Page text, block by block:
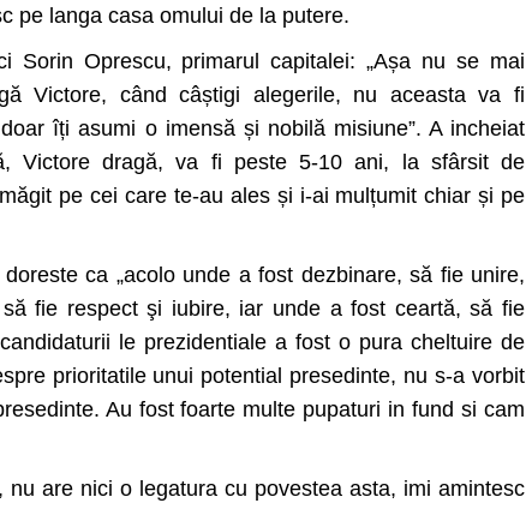
pe langa casa omului de la putere.
Sorin Oprescu, primarul capitalei:„Așa nu se mai
Victore, când câștigi alegerile, nu aceasta va fi
îți asumi o imensă și nobilă misiune”. A incheiat
Victore dragă, va fi peste 5-10 ani, la sfârsit de
pe cei care te-au ales și i-ai mulțumit chiar și pe
ca „acolo unde a fost dezbinare, să fie unire,
fie respect şi iubire, iar unde a fost ceartă, să fie
le prezidentiale a fost o pura cheltuire de
prioritatile unui potential presedinte, nu s-a vorbit
Au fost foarte multe pupaturi in fund si cam
nu are nici o legatura cu povestea asta, imi amintesc